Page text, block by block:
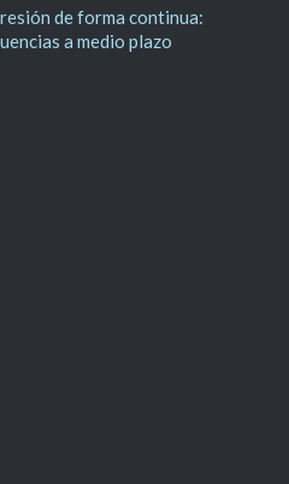
de forma continua:
a medio plazo